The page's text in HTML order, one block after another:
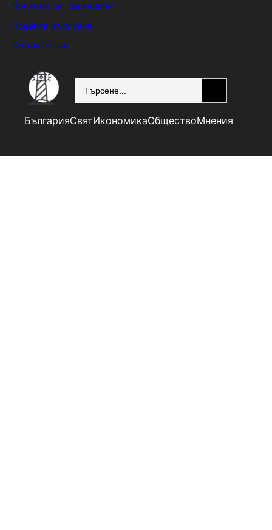
Политика за „бисквитки“
Правила и условия
Контакт с нас
БългарияСвятИкономикаОбществоМнения